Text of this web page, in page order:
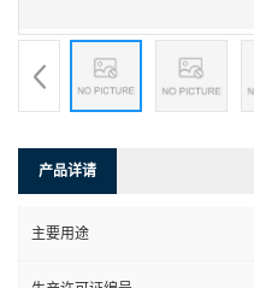
产品详请
主要用途